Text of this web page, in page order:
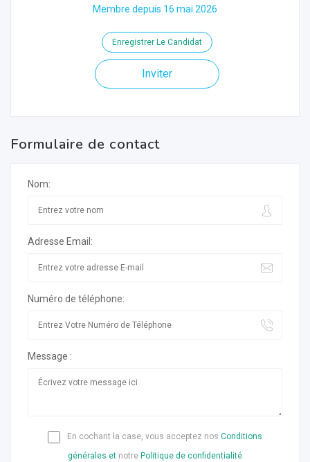
Membre depuis 16 mai 2026
Enregistrer Le Candidat
Inviter
Formulaire de contact
Nom:
Adresse Email:
Numéro de téléphone:
Message :
En cochant la case, vous acceptez nos Conditions
générales et notre Politique de confidentialité